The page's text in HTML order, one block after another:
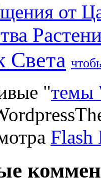
от
Света
"темы
Flash